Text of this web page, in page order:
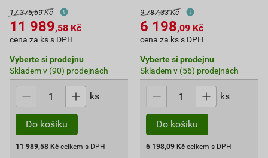
17 375,69 Kč
11 989,58 Kč
cena za ks s DPH
Vyberte si prodejnu
Skladem v (90) prodejnách
ks
Do košíku
11 989,58 Kč celkem s DPH
9 787,33 Kč
6 198,09 Kč
cena za ks s DPH
Vyberte si prodejnu
Skladem v (56) prodejnách
ks
Do košíku
6 198,09 Kč celkem s DPH